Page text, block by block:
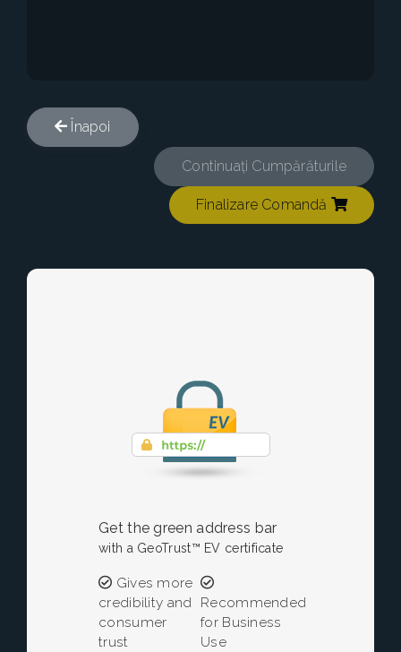
Înapoi
Continuați Cumpărăturile
Finalizare Comandă
Get the green address bar
with a GeoTrust™ EV certificate
Gives more
credibility and
consumer
trust
Recommended
for Business
Use